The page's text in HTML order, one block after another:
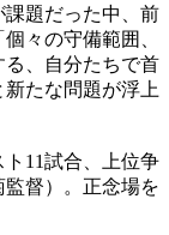
題だった中、前
々の守備範囲、
、自分たちで首
たな問題が浮上
11試合、上位争
督）。正念場を